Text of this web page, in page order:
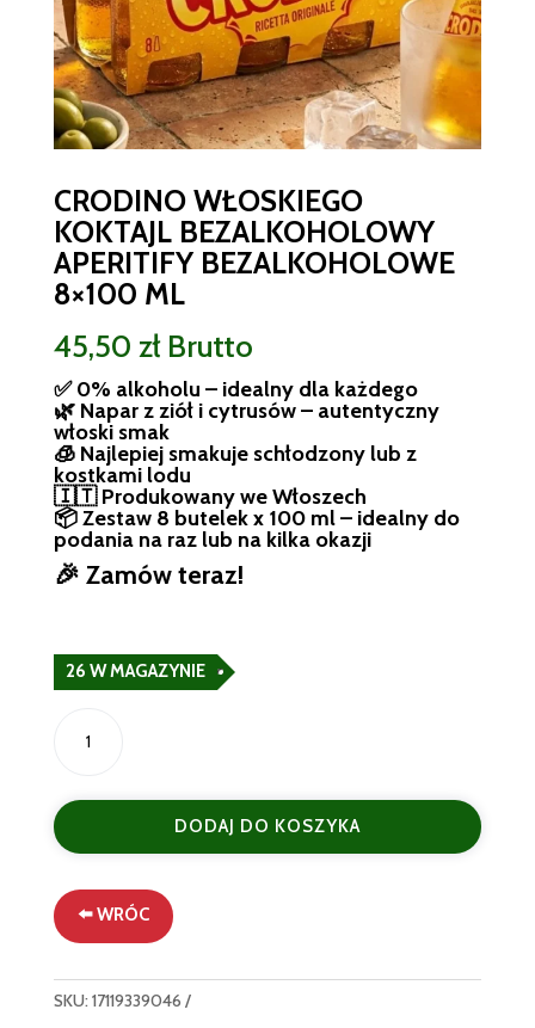
CRODINO WŁOSKIEGO
KOKTAJL BEZALKOHOLOWY
APERITIFY BEZALKOHOLOWE
8×100 ML
45,50 zł Brutto
✅ 0% alkoholu – idealny dla każdego
🌿 Napar z ziół i cytrusów – autentyczny
włoski smak
🧊 Najlepiej smakuje schłodzony lub z
kostkami lodu
🇮🇹 Produkowany we Włoszech
📦 Zestaw 8 butelek x 100 ml – idealny do
podania na raz lub na kilka okazji
🎉 Zamów teraz!
26 W MAGAZYNIE
Crodino
Koktajl
bezalkoholowy
Aperitify
bezalkoholowe
8x100
ml
DODAJ DO KOSZYKA
⬅️ WRÓC
SKU:17119339046